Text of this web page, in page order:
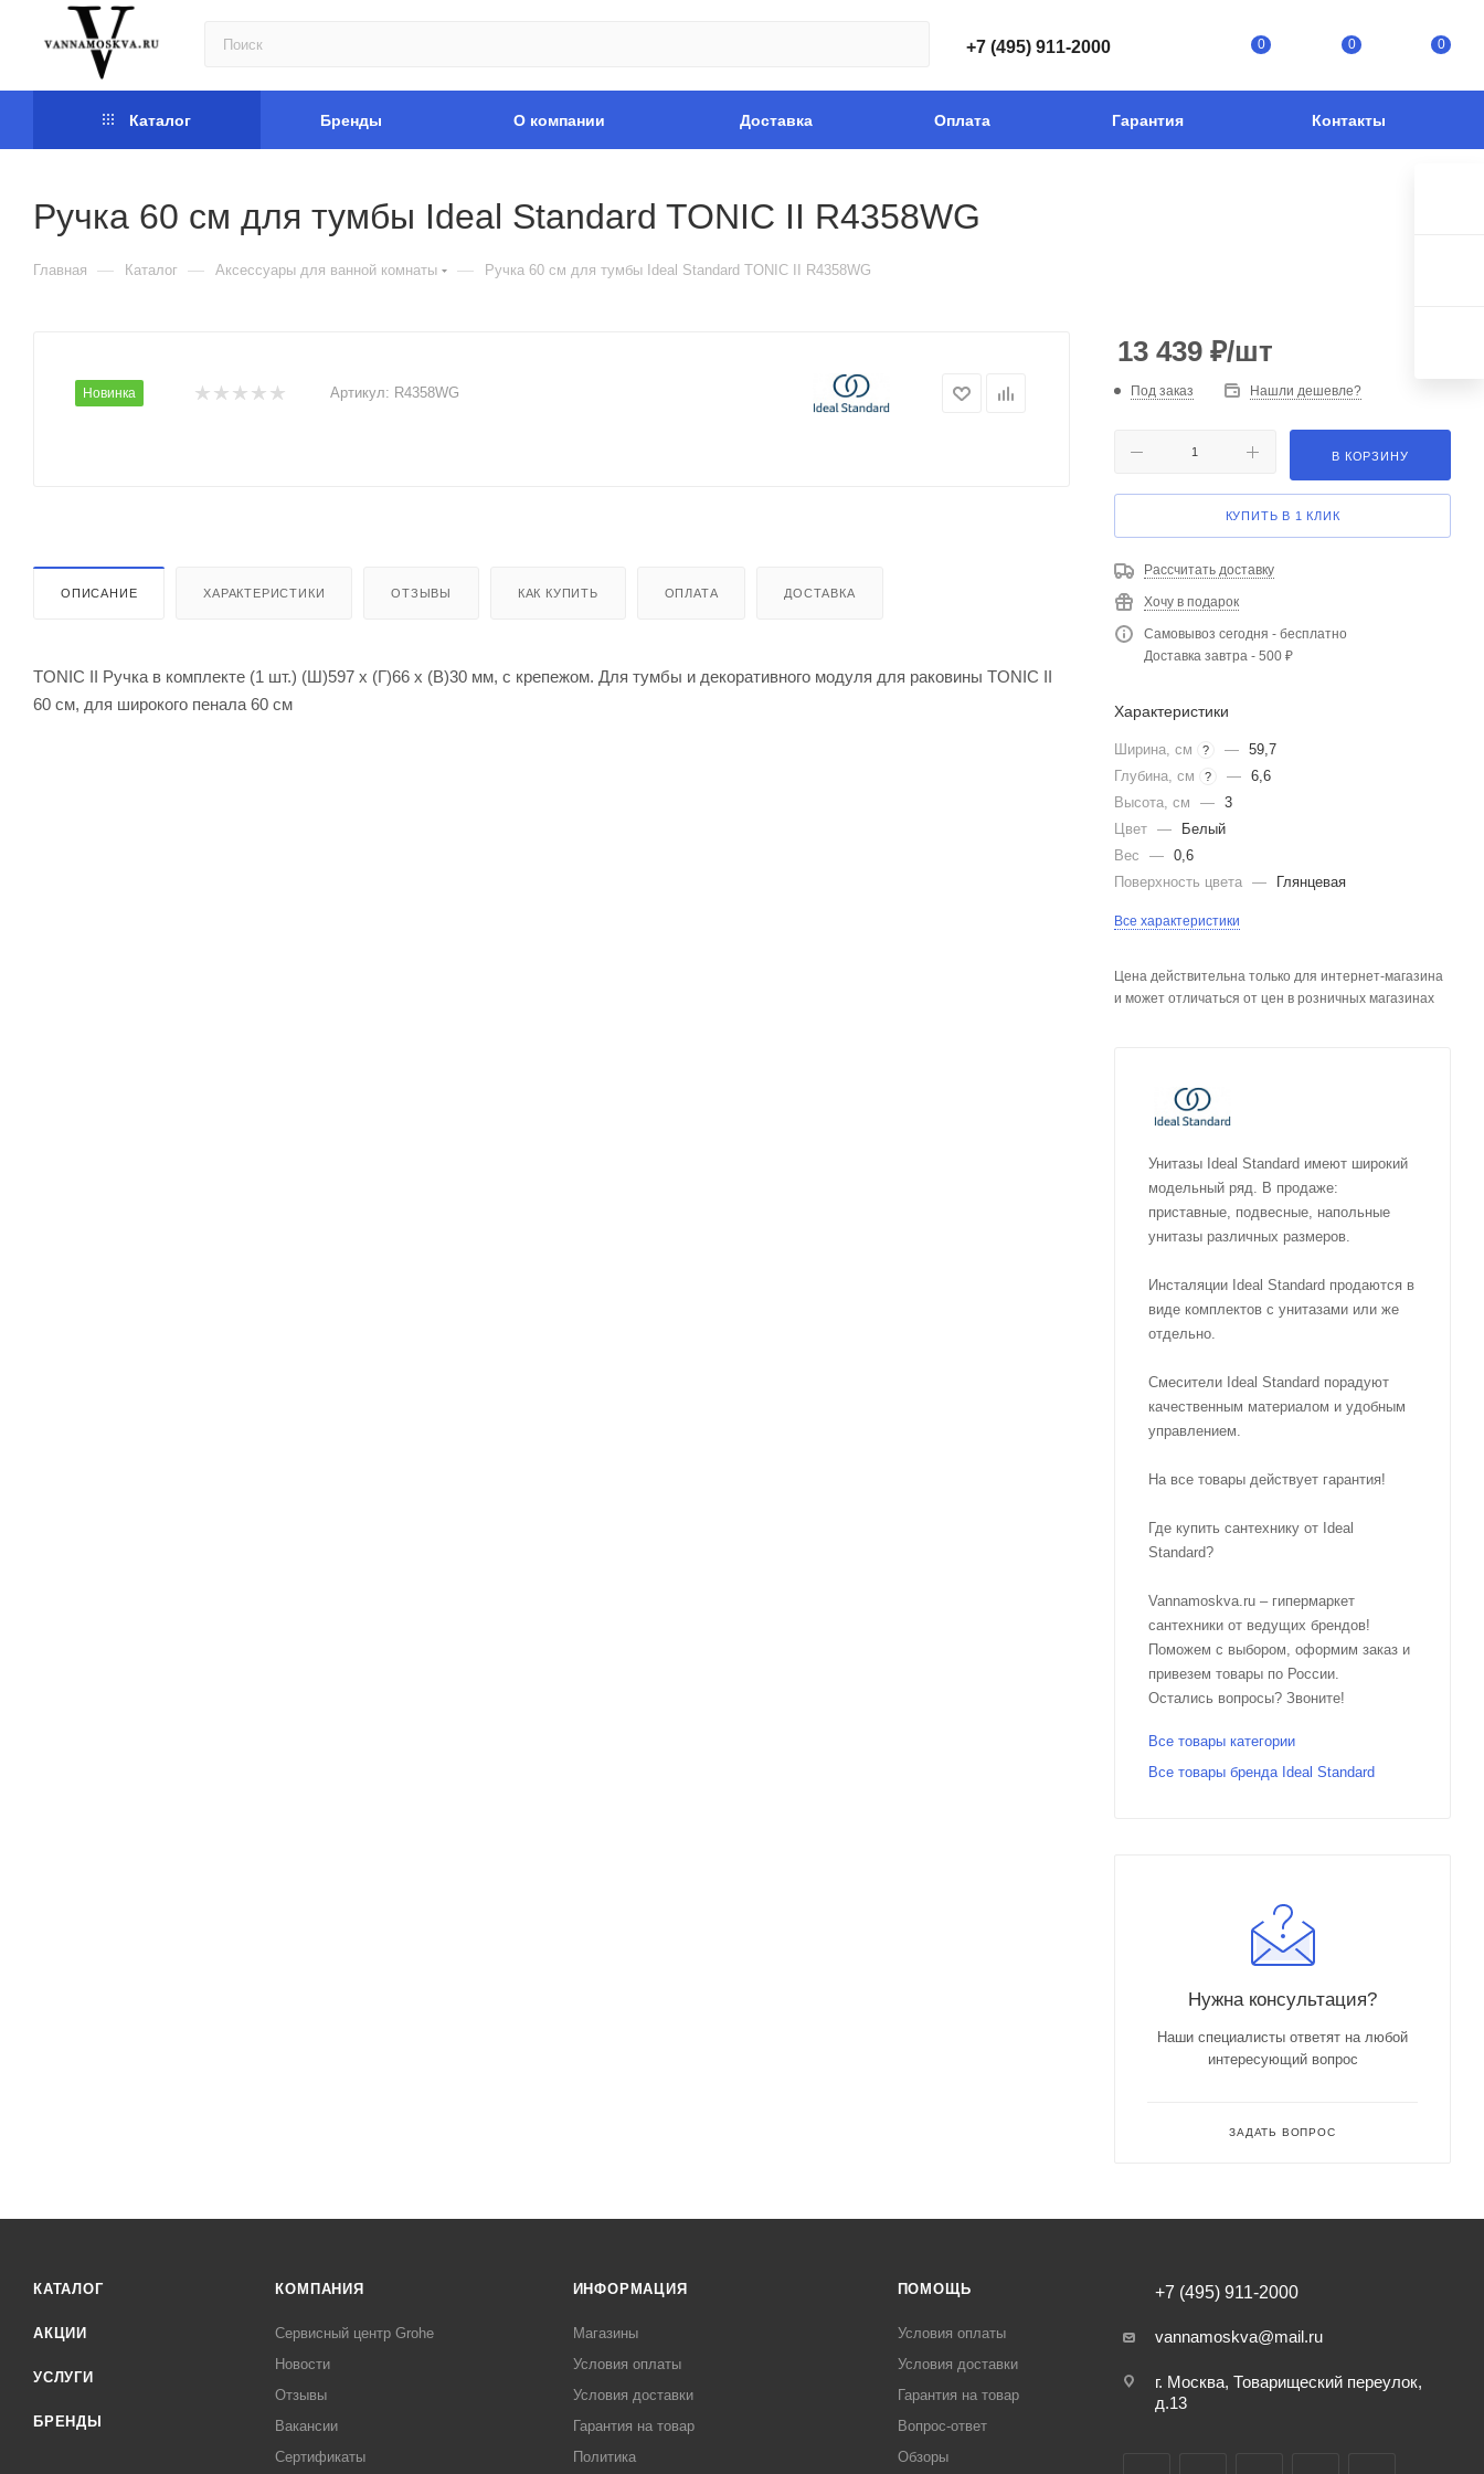
+7 (495) 911-2000 0 0 0
Каталог Бренды О компании Доставка Оплата Гарантия Контакты
Ручка 60 см для тумбы Ideal Standard TONIC II R4358WG
Главная — Каталог — Аксессуары для ванной комнаты — Ручка 60 см для тумбы Ideal Standard TONIC II R4358WG
Новинка Артикул: R4358WG
ОПИСАНИЕ ХАРАКТЕРИСТИКИ ОТЗЫВЫ КАК КУПИТЬ ОПЛАТА ДОСТАВКА
TONIC II Ручка в комплекте (1 шт.) (Ш)597 х (Г)66 х (В)30 мм, с крепежом. Для тумбы и декоративного модуля для раковины TONIC II
60 см, для широкого пенала 60 см
13 439 ₽/шт
Под заказ Нашли дешевле?
В КОРЗИНУ
КУПИТЬ В 1 КЛИК
Рассчитать доставку
Хочу в подарок
Самовывоз сегодня - бесплатно
Доставка завтра - 500 ₽
Характеристики
Ширина, см ? — 59,7
Глубина, см
? — 6,6
Высота, см
— 3
Цвет —
Белый
Вес
— 0,6
Поверхность цвета — Глянцевая
Все характеристики
Цена действительна только для интернет-магазина
и может отличаться от цен в розничных магазинах
Унитазы Ideal Standard имеют широкий
модельный ряд. В продаже:
приставные, подвесные, напольные
унитазы различных размеров.
Инсталяции Ideal Standard продаются в
виде комплектов с унитазами или же
отдельно.
Смесители Ideal Standard порадуют
качественным материалом и удобным
управлением.
На все товары действует гарантия!
Где купить сантехнику от Ideal
Standard?
Vannamoskva.ru – гипермаркет
сантехники от ведущих брендов!
Поможем с выбором, оформим заказ и
привезем товары по России.
Остались вопросы? Звоните!
Все товары категории
Все товары бренда Ideal Standard
Нужна консультация?
Наши специалисты ответят на любой
интересующий вопрос
ЗАДАТЬ ВОПРОС
КАТАЛОГ
АКЦИИ
УСЛУГИ
БРЕНДЫ
КОМПАНИЯ
Сервисный центр Grohe
Новости
Отзывы
Вакансии
Сертификаты
ИНФОРМАЦИЯ
Магазины
Условия оплаты
Условия доставки
Гарантия на товар
Политика
ПОМОЩЬ
Условия оплаты
Условия доставки
Гарантия на товар
Вопрос-ответ
Обзоры
+7 (495) 911-2000
vannamoskva@mail.ru
г. Москва, Товарищеский переулок,
д.13